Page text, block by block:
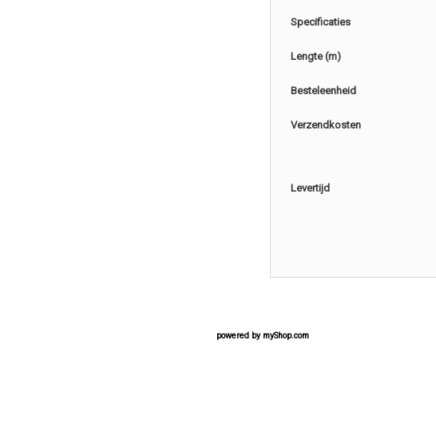
Specificaties
Lengte (m)
Besteleenheid
Verzendkosten
Levertijd
powered by myShop.com